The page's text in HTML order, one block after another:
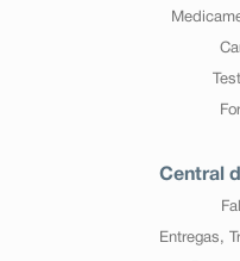
Central
Entregas,